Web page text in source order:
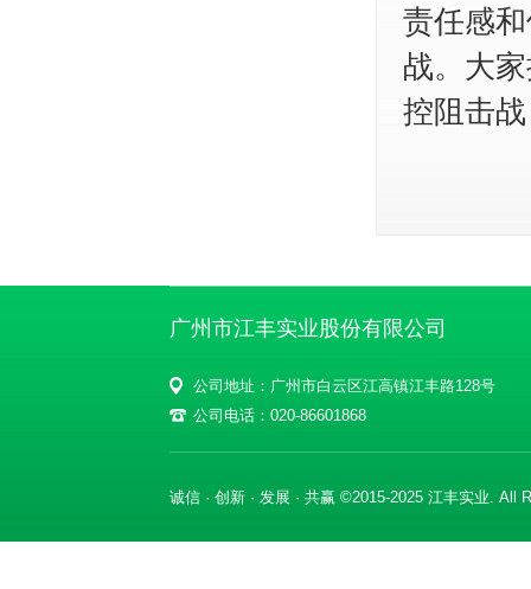
责任感
战。大
控阻击
广州市江丰实业股份有限公司
公司地址：广州市白云区江高镇江丰路128号
公司电话：020-86601868
诚信 · 创新 · 发展 · 共赢 ©2015-2025 江丰实业. All